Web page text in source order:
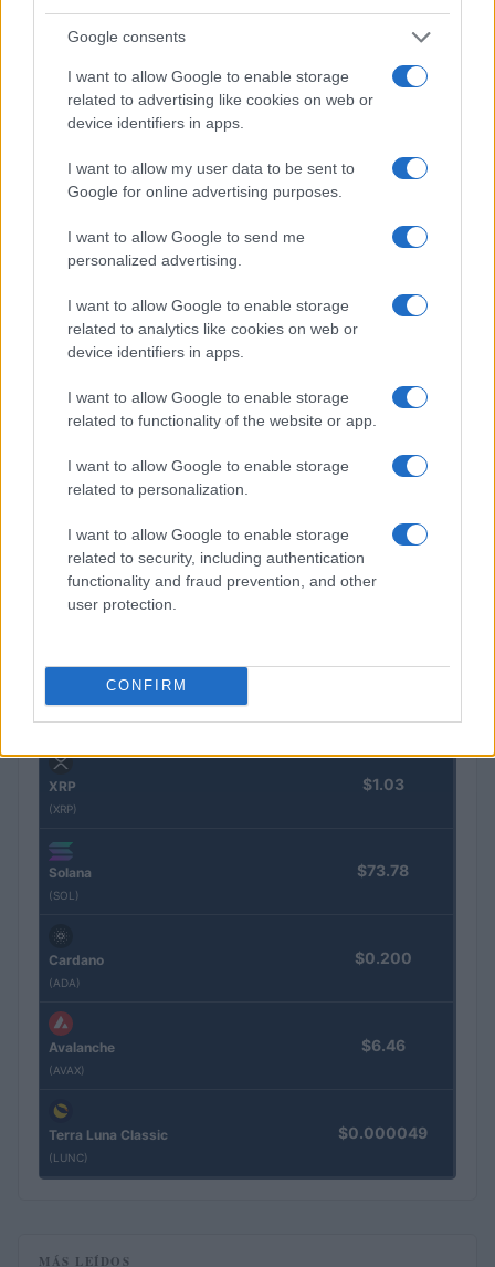
Google consents
I want to allow Google to enable storage
related to advertising like cookies on web or
device identifiers in apps.
I want to allow my user data to be sent to
Google for online advertising purposes.
I want to allow Google to send me
personalized advertising.
I want to allow Google to enable storage
related to analytics like cookies on web or
device identifiers in apps.
I want to allow Google to enable storage
related to functionality of the website or app.
I want to allow Google to enable storage
related to personalization.
I want to allow Google to enable storage
related to security, including authentication
functionality and fraud prevention, and other
user protection.
CONFIRM
Diego Martín · 7 Ago 2026
COTIZACIONES CRYPTO
Nombre Precio
$64,884.00
Ethereum
(BNB)
XRP
(XRP)
$1.03
Solana
(SOL)
$73.78
Cardano
(ADA)
$0.200
Avalanche
(AVAX)
$6.46
Terra Luna Classic
(LUNC)
$0.000049
MÁS LEÍDOS